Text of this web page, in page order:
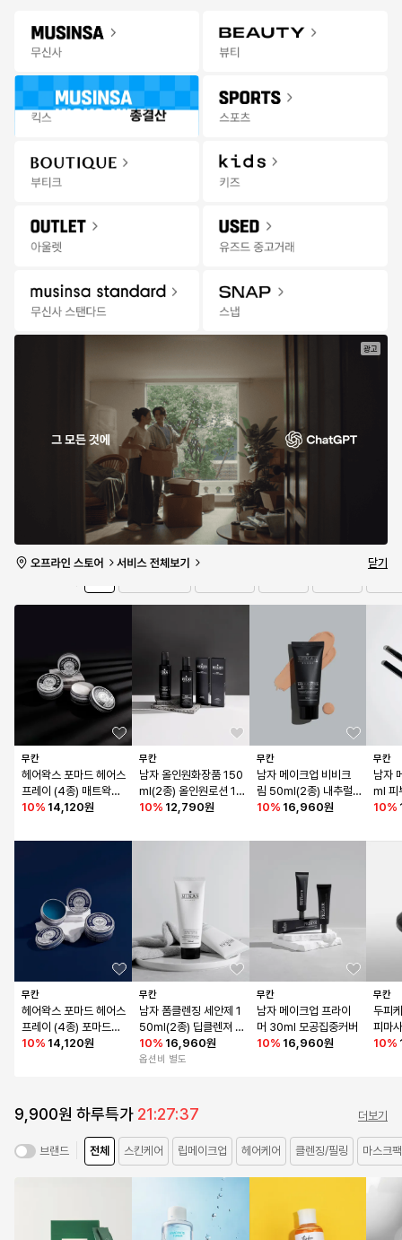
뷰티 상품을 검색해 보세요.
추천 랭킹 세일 발매
스토어
오뜨 애플파이 10P +
2P + 후레쉬베리 12P
19,500원
999개 남음
오드타입
언씬 듀 글로우 밤 9종
특가 마감
0개 남음
무신사 스탠다드 뷰티
터 샤워 EDP 50ml
특가 마감
0개 남음
유의사항 보기
타임세일2일 21:27:36 더보기
무칸
헤어왁스 포마드 헤어스
프레이 (4종) 매트왁스
1개
10% 14,120원
무칸
헤어왁스 포마드 헤어스
프레이 (4종) 포마드왁
스 1개 + 빗증정
10% 14,120원
무칸
남자 올인원화장품 150
ml(2종) 올인원로션 1
개
10% 12,790원
무칸
남자 폼클렌징 세안제 1
50ml(2종) 딥클렌져 2
개
10% 16,960원
옵션비 별도
무칸
남자 메이크업 비비크
림 50ml(2종) 내추럴커
버 BB크림 25호 보통
10% 16,960원
무칸
남자 메이크업 프라이
머 30ml 모공집중커버
10% 16,960원
무칸
남자
ml 피
10%
무칸
두피
피마
10%
9,900원 하루특가 21:27:36 더보기
브랜드 전체 스킨케어 립메이크업 헤어케어 클렌징/필링 마스크팩
Menu
광고
닫기
무신사 앱 설치하고 다양한 혜택과 코디 팁을 받아보세요!